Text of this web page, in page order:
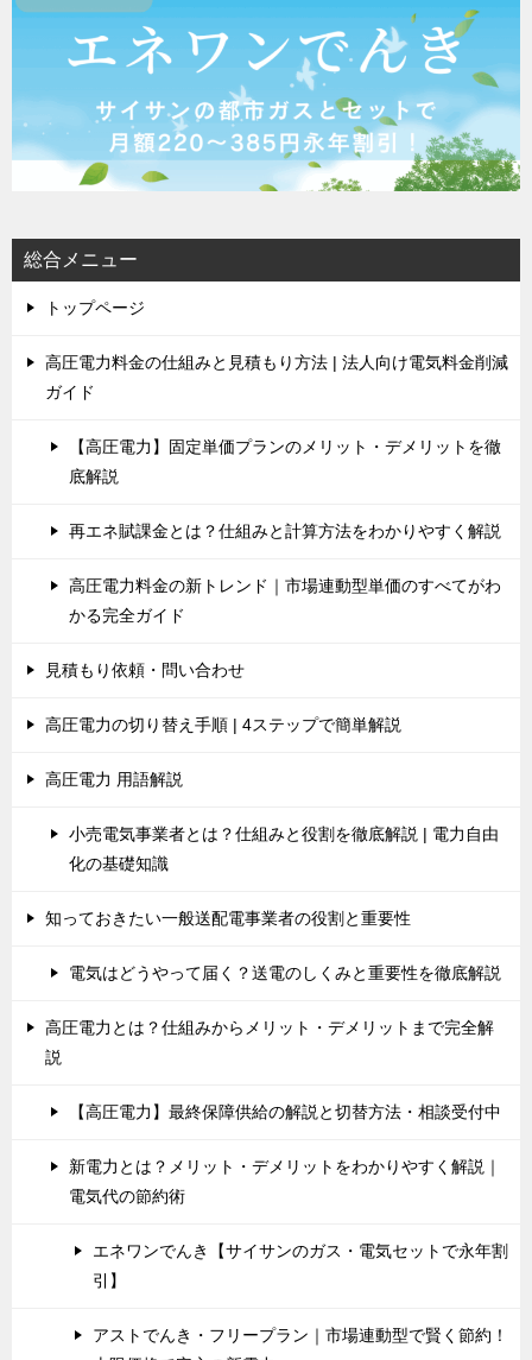
総合メニュー
トップページ
高圧電力料金の仕組みと見積もり方法 | 法人向け電気料金削減
ガイド
【高圧電力】固定単価プランのメリット・デメリットを徹
底解説
再エネ賦課金とは？仕組みと計算方法をわかりやすく解説
高圧電力料金の新トレンド｜市場連動型単価のすべてがわ
かる完全ガイド
見積もり依頼・問い合わせ
高圧電力の切り替え手順 | 4ステップで簡単解説
高圧電力 用語解説
小売電気事業者とは？仕組みと役割を徹底解説 | 電力自由
化の基礎知識
知っておきたい一般送配電事業者の役割と重要性
電気はどうやって届く？送電のしくみと重要性を徹底解説
高圧電力とは？仕組みからメリット・デメリットまで完全解
説
【高圧電力】最終保障供給の解説と切替方法・相談受付中
新電力とは？メリット・デメリットをわかりやすく解説｜
電気代の節約術
エネワンでんき【サイサンのガス・電気セットで永年割
引】
アストでんき・フリープラン｜市場連動型で賢く節約！